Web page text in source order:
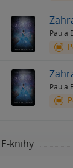
Paula
Paula
E-knihy